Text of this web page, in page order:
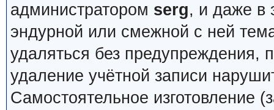
администратором serg, и даже в
эндурной или смежной с ней
удаляться без предупреждения,
удаление учётной записи
Самостоятельное изготовление